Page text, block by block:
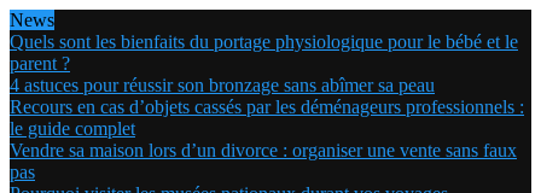
News
Quels sont les bienfaits du portage physiologique pour le bébé et le
parent ?
4 astuces pour réussir son bronzage sans abîmer sa peau
Recours en cas d’objets cassés par les déménageurs professionnels :
le guide complet
Vendre sa maison lors d’un divorce : organiser une vente sans faux
pas